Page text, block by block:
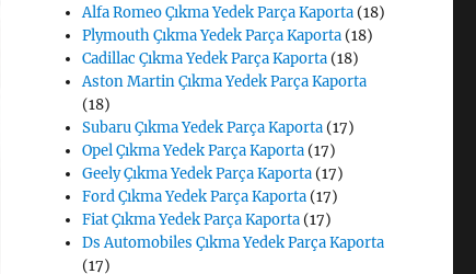
Alfa Romeo Çıkma Yedek Parça Kaporta (18)
Plymouth Çıkma Yedek Parça Kaporta (18)
Cadillac Çıkma Yedek Parça Kaporta (18)
Aston Martin Çıkma Yedek Parça Kaporta
(18)
Subaru Çıkma Yedek Parça Kaporta (17)
Opel Çıkma Yedek Parça Kaporta (17)
Geely Çıkma Yedek Parça Kaporta (17)
Ford Çıkma Yedek Parça Kaporta (17)
Fiat Çıkma Yedek Parça Kaporta (17)
Ds Automobiles Çıkma Yedek Parça Kaporta
(17)